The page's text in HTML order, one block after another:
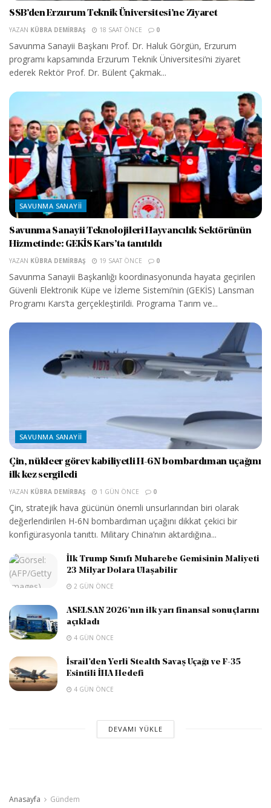
SSB’den Erzurum Teknik Üniversitesi’ne Ziyaret
YAZAN KÜBRA DEMIRBAŞ 18 SAAT ÖNCE 0
Savunma Sanayii Başkanı Prof. Dr. Haluk Görgün, Erzurum
programı kapsamında Erzurum Teknik Üniversitesi’ni ziyaret
ederek Rektör Prof. Dr. Bülent Çakmak...
SAVUNMA SANAYII
Savunma Sanayii Teknolojileri Hayvancılık Sektörünün
Hizmetinde: GEKİS Kars’ta tanıtıldı
YAZAN KÜBRA DEMIRBAŞ 19 SAAT ÖNCE 0
Savunma Sanayii Başkanlığı koordinasyonunda hayata geçirilen
Güvenli Elektronik Küpe ve İzleme Sistemi’nin (GEKİS) Lansman
Programı Kars’ta gerçekleştirildi. Programa Tarım ve...
SAVUNMA SANAYII
Çin, nükleer görev kabiliyetli H-6N bombardıman uçağını
ilk kez sergiledi
YAZAN KÜBRA DEMIRBAŞ 1 GÜN ÖNCE 0
Çin, stratejik hava gücünün önemli unsurlarından biri olarak
değerlendirilen H-6N bombardıman uçağını dikkat çekici bir
konfigürasyonla tanıttı. Military China’nın aktardığına...
İlk Trump Sınıfı Muharebe Gemisinin Maliyeti
23 Milyar Dolara Ulaşabilir
2 GÜN ÖNCE
ASELSAN 2026’nın ilk yarı finansal sonuçlarını
açıkladı
4 GÜN ÖNCE
İsrail’den Yerli Stealth Savaş Uçağı ve F-35
Esintili İHA Hedefi
4 GÜN ÖNCE
DEVAMI YÜKLE
Anasayfa Gündem